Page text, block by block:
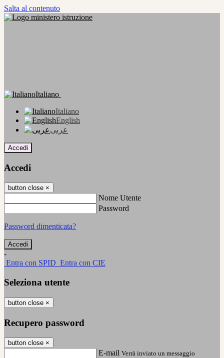
Salta al contenuto
Italiano
Italiano
English
عربى
Accedi
Accedi
button close ×
Nome Utente
Password
Password dimenticata?
-
Entra con SPID Entra con CIE
Seleziona utente
button close ×
Recupero password
button close ×
E-mail Verrà inviato un messaggio